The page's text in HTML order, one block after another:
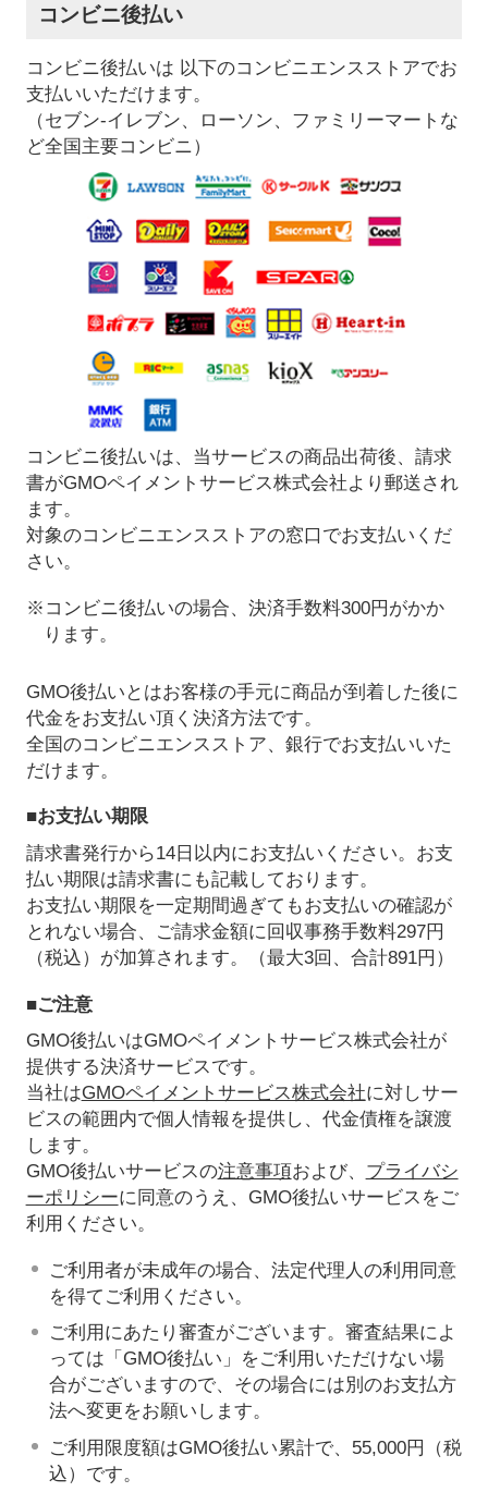
コンビニ後払い
コンビニ後払いは 以下のコンビニエンスストアでお
支払いいただけます。
（セブン-イレブン、ローソン、ファミリーマートな
ど全国主要コンビニ）
コンビニ後払いは、当サービスの商品出荷後、請求
書がGMOペイメントサービス株式会社より郵送され
ます。
対象のコンビニエンスストアの窓口でお支払いくだ
さい。
※コンビニ後払いの場合、決済手数料300円がかか
ります。
GMO後払いとはお客様の手元に商品が到着した後に
代金をお支払い頂く決済方法です。
全国のコンビニエンスストア、銀行でお支払いいた
だけます。
■お支払い期限
請求書発行から14日以内にお支払いください。お支
払い期限は請求書にも記載しております。
お支払い期限を一定期間過ぎてもお支払いの確認が
とれない場合、ご請求金額に回収事務手数料297円
（税込）が加算されます。（最大3回、合計891円）
■ご注意
GMO後払いはGMOペイメントサービス株式会社が
提供する決済サービスです。
当社はGMOペイメントサービス株式会社に対しサー
ビスの範囲内で個人情報を提供し、代金債権を譲渡
します。
GMO後払いサービスの注意事項および、 プライバシ
ーポリシーに同意のうえ、GMO後払いサービスをご
利用ください。
ご利用者が未成年の場合、法定代理人の利用同意
を得てご利用ください。
ご利用にあたり審査がございます。審査結果によ
っては「GMO後払い」をご利用いただけない場
合がございますので、その場合には別のお支払方
法へ変更をお願いします。
ご利用限度額はGMO後払い累計で、55,000円（税
込）です。